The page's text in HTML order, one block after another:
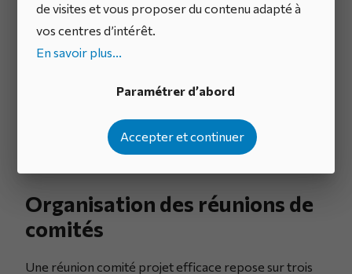
de visites et vous proposer du contenu adapté à
vos centres d’intérêt.
En savoir plus...
Paramétrer d’abord
Accepter et continuer
Prise de décision
Les décisions prises doivent être documentées,
vote, consensus, arbitrage du sponsor. L’important :
garantir la traçabilité, la responsabilité et l’action
Organisation des réunions de
comités
Une réunion comité projet efficace repose sur trois